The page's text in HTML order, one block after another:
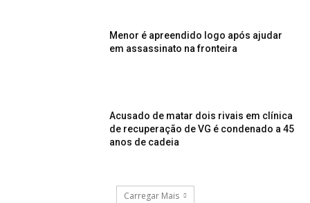
Menor é apreendido logo após ajudar
em assassinato na fronteira
Acusado de matar dois rivais em clínica
de recuperação de VG é condenado a 45
anos de cadeia
Carregar Mais